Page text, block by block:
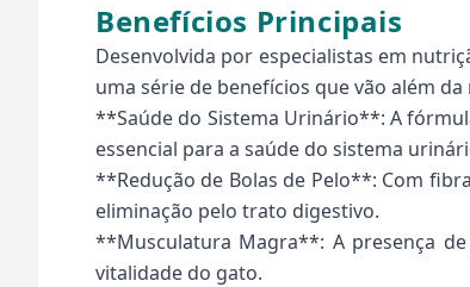
Benefícios Principais
Desenvolvida por especialistas em
uma série de benefícios que vão além
**Saúde do Sistema Urinário**: A
essencial para a saúde do sistema
**Redução de Bolas de Pelo**: Com
eliminação pelo trato digestivo.
**Musculatura Magra**: A presença
vitalidade do gato.